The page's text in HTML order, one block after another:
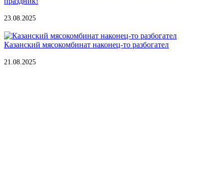
23.08.2025
Казанский мясокомбинат наконец-то разбогател
21.08.2025